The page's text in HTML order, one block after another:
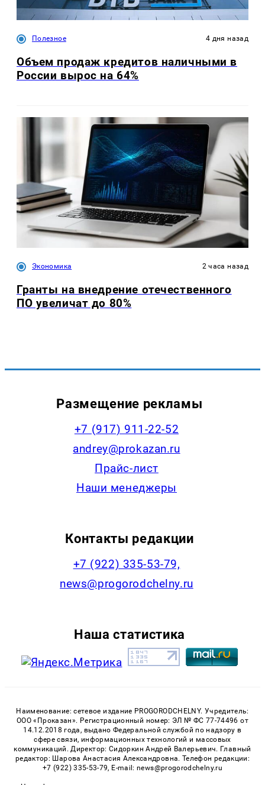
Полезное 4 дня назад
Объем продаж кредитов наличными в
России вырос на 64%
Экономика 2 часа назад
Гранты на внедрение отечественного
ПО увеличат до 80%
Размещение рекламы
+7 (917) 911-22-52
andrey@prokazan.ru
Прайс-лист
Наши менеджеры
Контакты редакции
+7 (922) 335-53-79,
news@progorodchelny.ru
Наша статистика
Наименование: сетевое издание PROGORODCHELNY. Учредитель:
ООО «Проказан». Регистрационный номер: ЭЛ № ФС 77-74496 от
14.12.2018 года, выдано Федеральной службой по надзору в
сфере связи, информационных технологий и массовых
коммуникаций. Директор: Сидоркин Андрей Валерьевич. Главный
редактор: Шарова Анастасия Александровна. Телефон редакции:
+7 (922) 335-53-79, E-mail: news@progorodchelny.ru